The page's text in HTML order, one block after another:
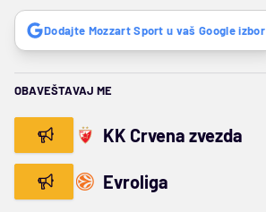
Dodajte Mozzart Sport u vaš Google izbor
OBAVEŠTAVAJ ME
KK Crvena zvezda
Evroliga